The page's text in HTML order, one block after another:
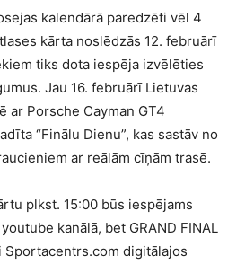
kalendārā paredzēti vēl 4
kārta noslēdzās 12. februārī
tiks dota iespēja izvēlēties
Jau 16. februārī Lietuvas
ar Porsche Cayman GT4
“Finālu Dienu”, kas sastāv no
ar reālām cīņām trasē.
plkst. 15:00 būs iespējams
kanālā, bet GRAND FINAL
digitālajos